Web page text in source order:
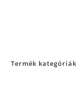
Termék kategóriák